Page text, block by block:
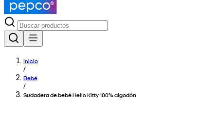
Inicio
/
Bebé
/
Sudadera de bebé Hello Kitty 100% algodón